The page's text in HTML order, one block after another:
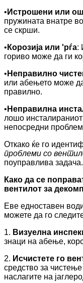
• Истрошени или
пружината внатре
се скрши.
• Корозија или 'рѓа:
гориво може да ги
• Неправилно
или абењето може
правилно.
• Неправилна
лошо
непосредни
Откако ќе го
проблеми со
поуправлива задача.
Како да се
вентилот за
Еве едноставен
можете да го
1. Визуелна
знаци на абење,
2. Исчистете го
средство за
наслагите на